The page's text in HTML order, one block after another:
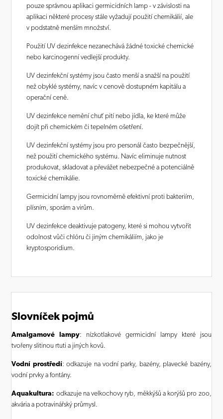
pouze správnou aplikaci germicidních lamp - v závislosti na
aplikaci některé procesy stále vyžadují použití chemikálií, ale
v podstatně menším množství.
Použití UV dezinfekce nezanechává žádné toxické chemické
nebo karcinogenní vedlejší produkty.
UV dezinfekční systémy jsou často menší a snažší na použití
než obyklé systémy, navíc v cenově dostupném kapitálu a
operační ceně.
UV dezinfekce nemění chuť pití nebo jídla, ke které může
dojít při chemickém či tepelném ošetření.
UV dezinfekční systémy jsou pro personál často bezpečnější,
než použití chemického systému. Navíc eliminuje nutnost
produkovat, skladovat a převážet nebezpečné a potenciálně
toxické chemikálie.
Germicidní lampy jsou rovnoměrně efektivní proti bakteriím,
plísním, sporám a virům.
UV dezinfekce deaktivuje patogeny, které si mohou vytvořit
odolnost vůči chlóru či jiným chemikáliím, jako je
kryptosporidium.
Slovníček pojmů
Amalgamové lampy: nízkotlakové germicidní lampy které jsou
tvořeny slitinou rtuti a jiných kovů.
Vodní prostředí: odkazuje na vodní parky, bazény, plavecké bazény,
vodní prvky a fontány.
Aquakultura: odkazuje na velkochovy ryb, měkkýšů a korýšů pro zoo,
akvária a potravinářský průmysl.